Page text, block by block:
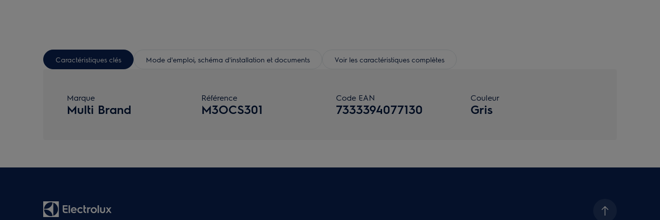
Caractéristiques clés Mode d'emploi, schéma d'installation et documents Voir les caractéristiques complètes
Marque
Multi Brand
Référence
M3OCS301
Code EAN
7333394077130
Couleur
Gris